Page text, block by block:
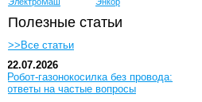
Полезные статьи
>>Все статьи
22.07.2026
Робот-газонокосилка без провода:
ответы на частые вопросы